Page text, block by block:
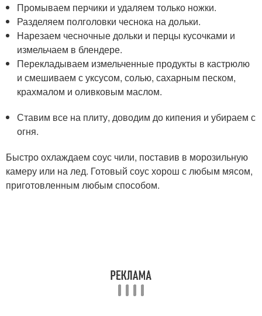
Промываем перчики и удаляем только ножки.
Разделяем полголовки чеснока на дольки.
Нарезаем чесночные дольки и перцы кусочками и
измельчаем в блендере.
Перекладываем измельченные продукты в кастрюлю
и смешиваем с уксусом, солью, сахарным песком,
крахмалом и оливковым маслом.
Ставим все на плиту, доводим до кипения и убираем с
огня.
Быстро охлаждаем соус чили, поставив в морозильную
камеру или на лед. Готовый соус хорош с любым мясом,
приготовленным любым способом.